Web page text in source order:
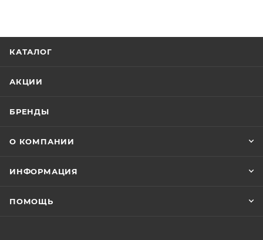
КАТАЛОГ
АКЦИИ
БРЕНДЫ
О КОМПАНИИ
ИНФОРМАЦИЯ
ПОМОЩЬ